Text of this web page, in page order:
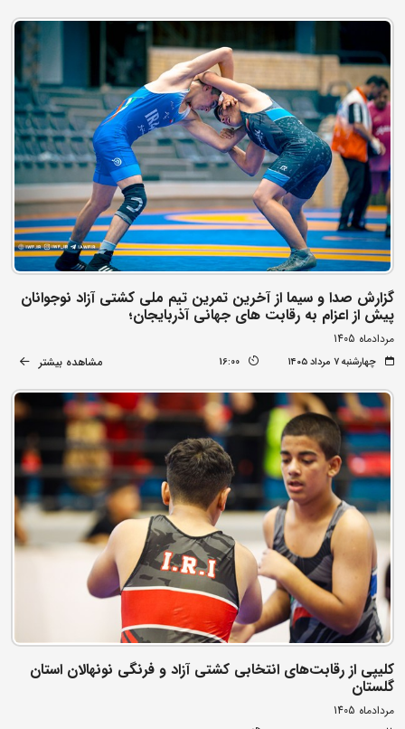
گزارش صدا و سیما از آخرین تمرین تیم ملی کشتی آزاد نوجوانان
پیش از اعزام به رقابت های جهانی آذربایجان؛
مردادماه 1405
چهارشنبه ۷ مرداد ۱۴۰۵ 16:00 مشاهده بیشتر
کلیپی از رقابت‌های انتخابی کشتی آزاد و فرنگی نونهالان استان
گلستان
مردادماه 1405